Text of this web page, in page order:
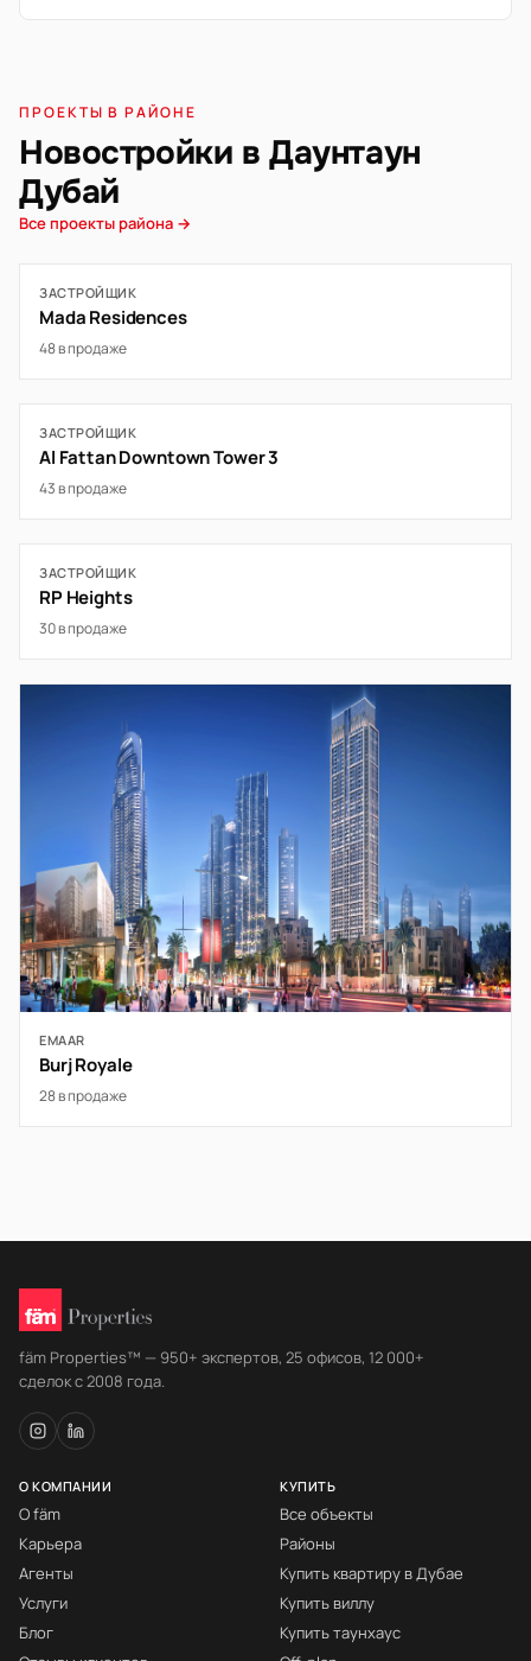
ПРОЕКТЫ В РАЙОНЕ
Новостройки в Даунтаун
Дубай
Все проекты района →
ЗАСТРОЙЩИК
Mada Residences
48 в продаже
ЗАСТРОЙЩИК
Al Fattan Downtown Tower 3
43 в продаже
ЗАСТРОЙЩИК
RP Heights
30 в продаже
EMAAR
Burj Royale
28 в продаже
fäm Properties™ — 950+ экспертов, 25 офисов, 12 000+
сделок с 2008 года.
О КОМПАНИИ
О fäm
Карьера
Агенты
Услуги
Блог
КУПИТЬ
Все объекты
Районы
Купить квартиру в Дубае
Купить виллу
Купить таунхаус